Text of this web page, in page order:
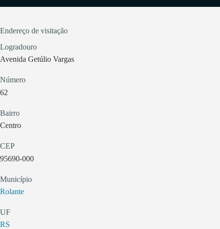
Endereço de visitação
Logradouro
Avenida Getúlio Vargas
Número
62
Bairro
Centro
CEP
95690-000
Município
Rolante
UF
RS